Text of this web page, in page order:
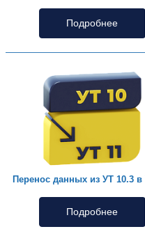
Подробнее
Перенос данных из УТ 10.3 в
Подробнее